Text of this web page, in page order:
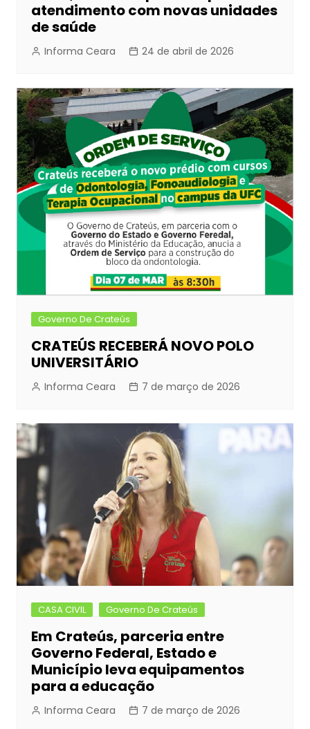
atendimento com novas unidades
de saúde
Informa Ceara 24 de abril de 2026
Governo De Crateús
CRATEÚS RECEBERÁ NOVO POLO
UNIVERSITÁRIO
Informa Ceara 7 de março de 2026
CASA CIVIL Governo De Crateús
Em Crateús, parceria entre
Governo Federal, Estado e
Município leva equipamentos
para a educação
Informa Ceara 7 de março de 2026